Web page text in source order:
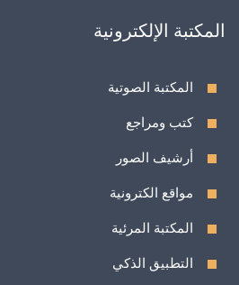
المكتبة الإلكترونية
المكتبة الصوتية
كتب ومراجع
أرشيف الصور
مواقع الكترونية
المكتبة المرئية
التطبيق الذكي